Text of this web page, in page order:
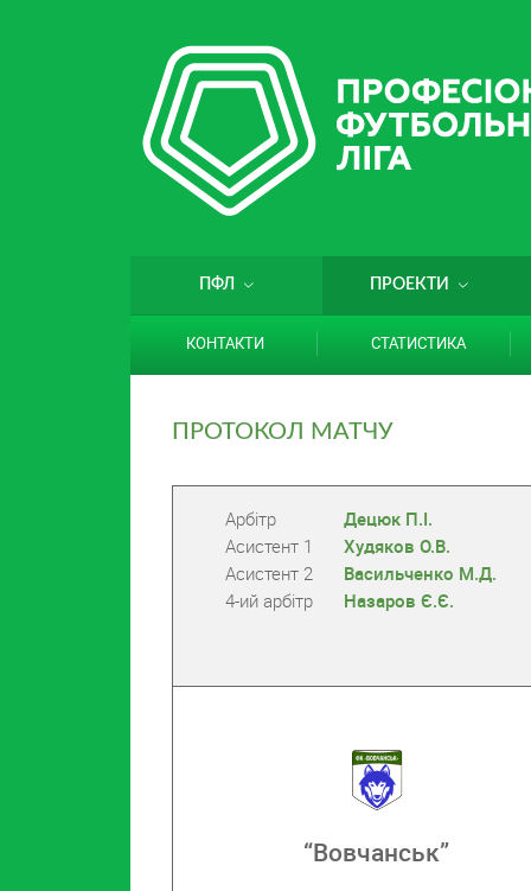
ПФЛ ПРОЕКТИ
КОНТАКТИ СТАТИСТИКА
ПРОТОКОЛ МАТЧУ
Арбітр
Децюк П.І.
Асистент 1
Худяков О.В.
Асистент 2
Васильченко М.Д.
4-ий арбітр
Назаров Є.Є.
“Вовчанськ”